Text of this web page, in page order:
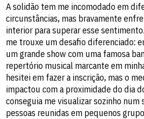
A solidão tem me incomodado em
circunstâncias, mas bravamente
interior para superar esse
me trouxe um desafio diferenciado:
um grande show com uma famosa
repertório musical marcante em
hesitei em fazer a inscrição, mas o
impactou com a proximidade do dia
conseguia me visualizar sozinho num
pessoas reunidas em pequenos